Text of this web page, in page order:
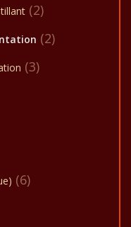
(2)
(2)
(3)
(6)